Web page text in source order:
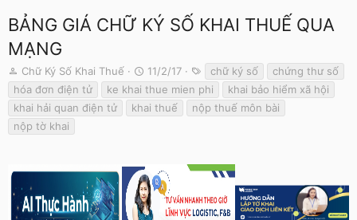
BẢNG GIÁ CHỮ KÝ SỐ KHAI THUẾ QUA
MẠNG
T
h
r
e
a
t
r
t
Chữ Ký Số Khai Thuế
N
g
à
y
11/2/17
ừ
k
h
chữ ký số
chứng thư số
hóa đơn điện tử
ke khai thue mien phi
khai bảo hiểm xã hội
khai hải quan điện tử
khai thuế
nộp thuế môn bài
nộp tờ khai